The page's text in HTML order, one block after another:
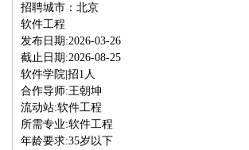
招聘城市：北京
软件工程
发布日期:2026-03-26
截止日期:2026-08-25
软件学院|招1人
合作导师:王朝坤
流动站:软件工程
所需专业:软件工程
年龄要求:35岁以下